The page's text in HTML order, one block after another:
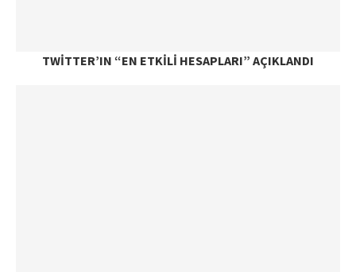
TWITTER’IN “EN ETKILI HESAPLARI” AÇIKLANDI